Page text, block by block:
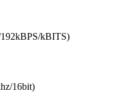
kBITS)
16bit)